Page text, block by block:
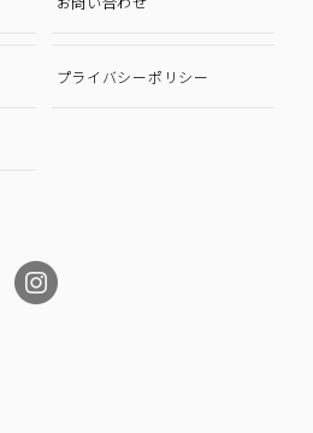
プライバシーポリシー